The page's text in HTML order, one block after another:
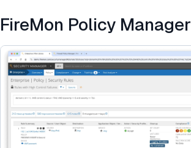
FireMon Policy Manager